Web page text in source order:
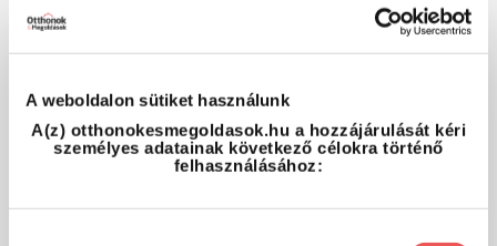
A weboldalon sütiket használunk
A(z) otthonokesmegoldasok.hu a hozzájárulását kéri
személyes adatainak következő célokra történő
felhasználásához: